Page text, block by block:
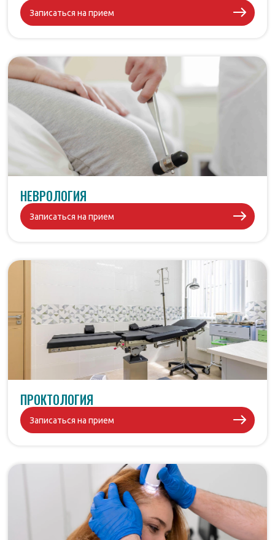
Записаться на прием
НЕВРОЛОГИЯ
Записаться на прием
ПРОКТОЛОГИЯ
Записаться на прием